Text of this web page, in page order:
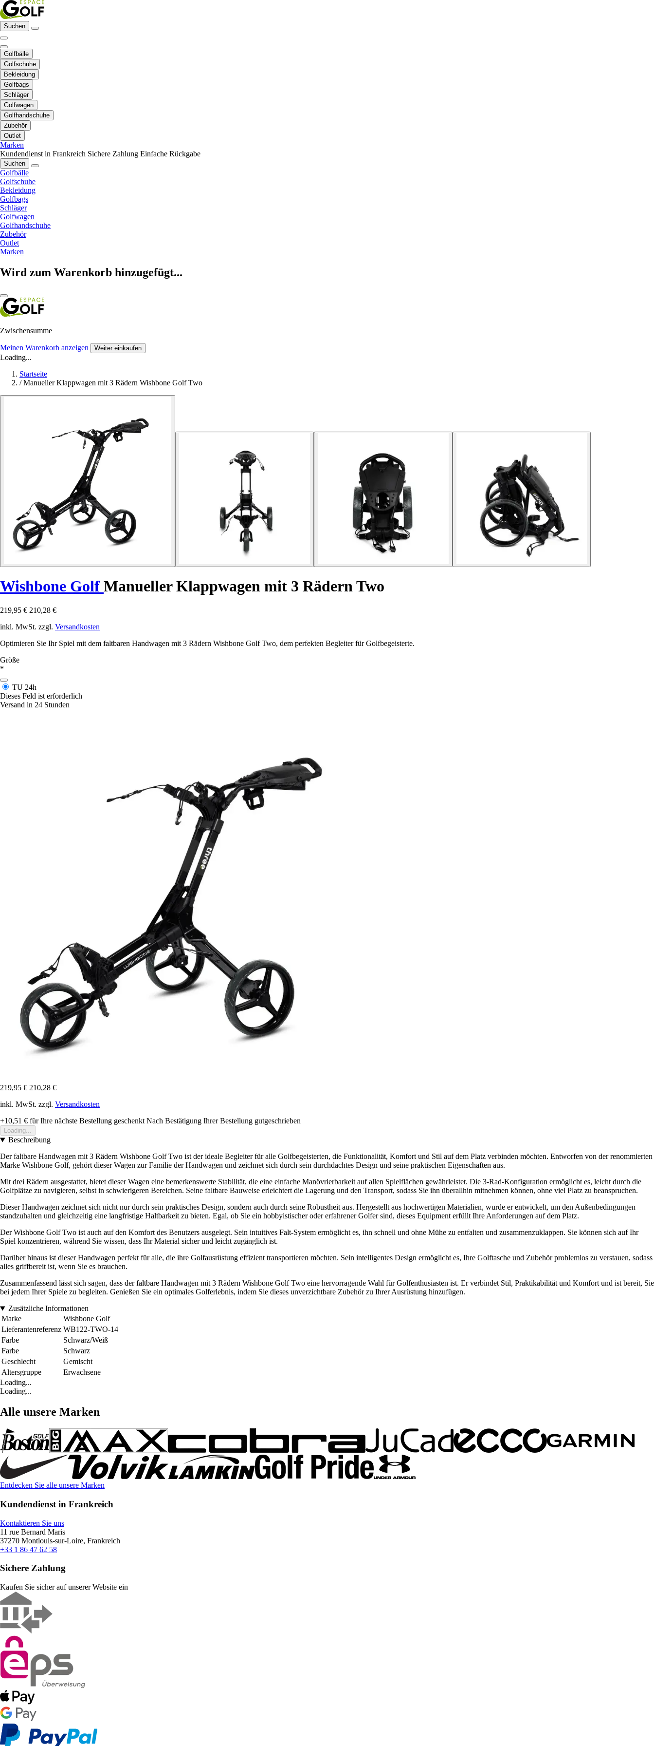
Suchen
Golfbälle
Golfschuhe
Bekleidung
Golfbags
Schläger
Golfwagen
Golfhandschuhe
Zubehör
Outlet
Marken
Kundendienst in Frankreich Sichere Zahlung Einfache Rückgabe
Suchen
Golfbälle
Golfschuhe
Bekleidung
Golfbags
Schläger
Golfwagen
Golfhandschuhe
Zubehör
Outlet
Marken
Wird zum Warenkorb hinzugefügt...
Zwischensumme
Meinen Warenkorb anzeigen Weiter einkaufen
Loading...
Startseite
/ Manueller Klappwagen mit 3 Rädern Wishbone Golf Two
Wishbone Golf Manueller Klappwagen mit 3 Rädern Two
219,95 € 210,28 €
inkl. MwSt. zzgl. Versandkosten
Optimieren Sie Ihr Spiel mit dem faltbaren Handwagen mit 3 Rädern Wishbone Golf Two, dem perfekten Begleiter für Golfbegeisterte.
Größe
*
TU 24h
Dieses Feld ist erforderlich
Versand in 24 Stunden
219,95 € 210,28 €
inkl. MwSt. zzgl. Versandkosten
+10,51 € für Ihre nächste Bestellung geschenkt Nach Bestätigung Ihrer Bestellung gutgeschrieben
Loading...
Beschreibung
Der faltbare Handwagen mit 3 Rädern Wishbone Golf Two ist der ideale Begleiter für alle Golfbegeisterten, die Funktionalität, Komfort und Stil auf dem Platz verbinden möchten. Entworfen von der renommierten
Marke Wishbone Golf, gehört dieser Wagen zur Familie der Handwagen und zeichnet sich durch sein durchdachtes Design und seine praktischen Eigenschaften aus.
Mit drei Rädern ausgestattet, bietet dieser Wagen eine bemerkenswerte Stabilität, die eine einfache Manövrierbarkeit auf allen Spielflächen gewährleistet. Die 3-Rad-Konfiguration ermöglicht es, leicht durch die
Golfplätze zu navigieren, selbst in schwierigeren Bereichen. Seine faltbare Bauweise erleichtert die Lagerung und den Transport, sodass Sie ihn überallhin mitnehmen können, ohne viel Platz zu beanspruchen.
Dieser Handwagen zeichnet sich nicht nur durch sein praktisches Design, sondern auch durch seine Robustheit aus. Hergestellt aus hochwertigen Materialien, wurde er entwickelt, um den Außenbedingungen
standzuhalten und gleichzeitig eine langfristige Haltbarkeit zu bieten. Egal, ob Sie ein hobbyistischer oder erfahrener Golfer sind, dieses Equipment erfüllt Ihre Anforderungen auf dem Platz.
Der Wishbone Golf Two ist auch auf den Komfort des Benutzers ausgelegt. Sein intuitives Falt-System ermöglicht es, ihn schnell und ohne Mühe zu entfalten und zusammenzuklappen. Sie können sich auf Ihr
Spiel konzentrieren, während Sie wissen, dass Ihr Material sicher und leicht zugänglich ist.
Darüber hinaus ist dieser Handwagen perfekt für alle, die ihre Golfausrüstung effizient transportieren möchten. Sein intelligentes Design ermöglicht es, Ihre Golftasche und Zubehör problemlos zu verstauen, sodass
alles griffbereit ist, wenn Sie es brauchen.
Zusammenfassend lässt sich sagen, dass der faltbare Handwagen mit 3 Rädern Wishbone Golf Two eine hervorragende Wahl für Golfenthusiasten ist. Er verbindet Stil, Praktikabilität und Komfort und ist bereit, Sie
bei jedem Ihrer Spiele zu begleiten. Genießen Sie ein optimales Golferlebnis, indem Sie dieses unverzichtbare Zubehör zu Ihrer Ausrüstung hinzufügen.
Zusätzliche Informationen
Marke
Wishbone Golf
Lieferantenreferenz WB122-TWO-14
Farbe
Schwarz/Weiß
Farbe
Schwarz
Geschlecht
Gemischt
Altersgruppe
Erwachsene
Loading...
Loading...
Alle unsere Marken
Entdecken Sie alle unsere Marken
Kundendienst in Frankreich
Kontaktieren Sie uns
11 rue Bernard Maris
37270 Montlouis-sur-Loire, Frankreich
+33 1 86 47 62 58
Sichere Zahlung
Kaufen Sie sicher auf unserer Website ein